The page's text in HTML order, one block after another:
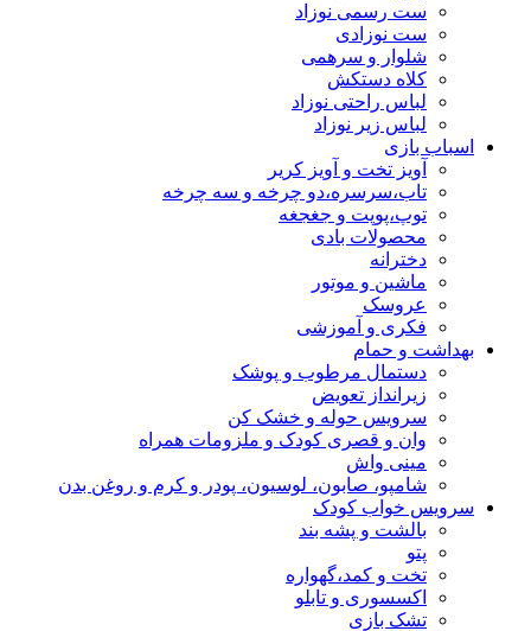
ست رسمی نوزاد
ست نوزادی
شلوار و سرهمی
کلاه دستکش
لباس راحتی نوزاد
لباس زیر نوزاد
اسباب بازی
آویز تخت و آویز کریر
تاب،سرسره،دو چرخه و سه چرخه
توپ،پوپت و جغجغه
محصولات بادی
دخترانه
ماشین و موتور
عروسک
فکری و آموزشی
بهداشت و حمام
دستمال مرطوب و پوشک
زیرانداز تعویض
سرویس حوله و خشک کن
وان و قصری کودک و ملزومات همراه
مینی واش
شامپو، صابون، لوسیون، پودر و کرم و روغن بدن
سرویس خواب کودک
بالشت و پشه بند
پتو
تخت و کمد،گهواره
اکسسوری و تابلو
تشک بازی